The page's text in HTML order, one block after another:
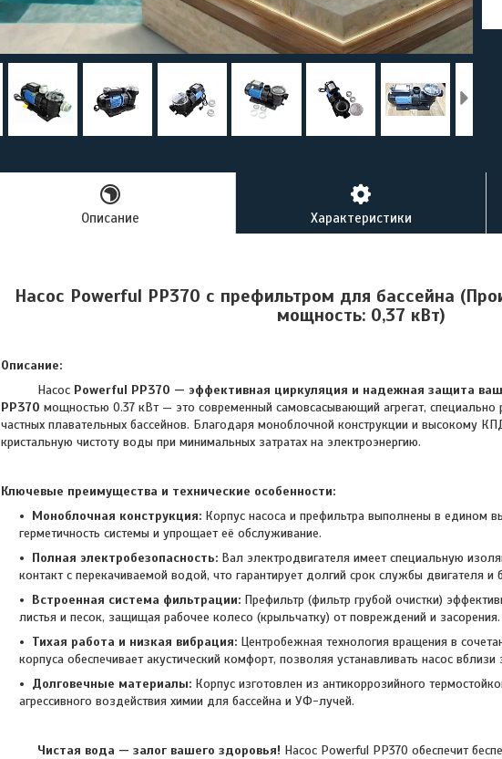
Описание Характеристики
Насос Powerful PP370 c префильтром для бассейна
мощность: 0,37 кВт)
Описание:
Насос Powerful PP370 — эффективная циркуляция и надежная защита
PP370 мощностью 0.37 кВт — это современный самовсасывающий агрегат, специально
частных плавательных бассейнов. Благодаря моноблочной конструкции и высокому
кристальную чистоту воды при минимальных затратах на электроэнергию.
Ключевые преимущества и технические особенности:
Моноблочная конструкция: Корпус насоса и префильтра выполнены в едином
герметичность системы и упрощает её обслуживание.
Полная электробезопасность: Вал электродвигателя имеет специальную
контакт с перекачиваемой водой, что гарантирует долгий срок службы двигателя и
Встроенная система фильтрации: Префильтр (фильтр грубой очистки)
листья и песок, защищая рабочее колесо (крыльчатку) от повреждений и засорения.
Тихая работа и низкая вибрация: Центробежная технология вращения в
корпуса обеспечивает акустический комфорт, позволяя устанавливать насос вблизи
Долговечные материалы: Корпус изготовлен из антикоррозийного
агрессивного воздействия химии для бассейна и УФ-лучей.
Чистая вода — залог вашего здоровья! Насос Powerful PP370 обеспечит